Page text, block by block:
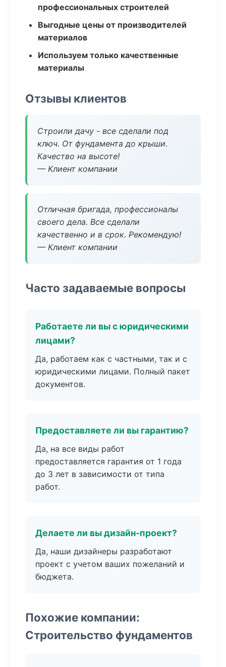
профессиональных строителей
Выгодные цены от производителей
материалов
Используем только качественные
материалы
Отзывы клиентов
Строили дачу - все сделали под
ключ. От фундамента до крыши.
Качество на высоте!
— Клиент компании
Отличная бригада, профессионалы
своего дела. Все сделали
качественно и в срок. Рекомендую!
— Клиент компании
Часто задаваемые вопросы
Работаете ли вы с юридическими
лицами?
Да, работаем как с частными, так и с
юридическими лицами. Полный пакет
документов.
Предоставляете ли вы гарантию?
Да, на все виды работ
предоставляется гарантия от 1 года
до 3 лет в зависимости от типа
работ.
Делаете ли вы дизайн-проект?
Да, наши дизайнеры разработают
проект с учетом ваших пожеланий и
бюджета.
Похожие компании:
Строительство фундаментов